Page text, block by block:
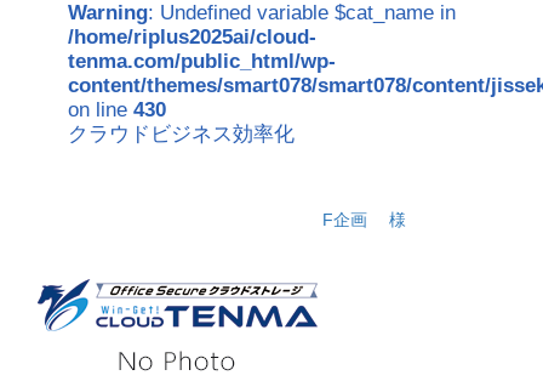
Warning: Undefined variable $cat_name in
/home/riplus2025ai/cloud-
tenma.com/public_html/wp-
content/themes/smart078/smart078/content/
on line430
クラウドビジネス効率化
F企画 様